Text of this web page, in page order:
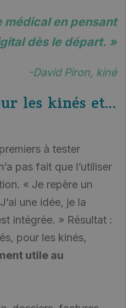
médicalen pensant
dès le départ. »
-David Piron, kiné
les kinés et…
à tester
pas fait que l’utiliser
« Je repère un
une idée, je la
intégrée. » Résultat :
pour les kinés,
utile au